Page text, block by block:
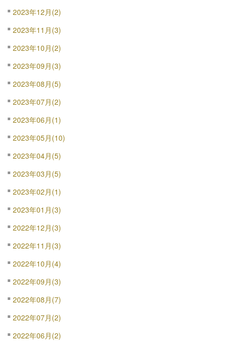
2023年12月(2)
2023年11月(3)
2023年10月(2)
2023年09月(3)
2023年08月(5)
2023年07月(2)
2023年06月(1)
2023年05月(10)
2023年04月(5)
2023年03月(5)
2023年02月(1)
2023年01月(3)
2022年12月(3)
2022年11月(3)
2022年10月(4)
2022年09月(3)
2022年08月(7)
2022年07月(2)
2022年06月(2)